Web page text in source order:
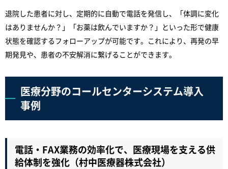
退院した患者に対し、定期的に自動で電話を発信し、「体調に変化
はありませんか？」「お薬は飲んでいますか？」といった形で健康
状態を確認するフォローアップが可能です。これにより、再発の早
期発見や、患者の不安解消に繋げることができます。
医療分野のコールセンターシステム導入
事例
電話・FAX業務の効率化で、医療現場を支える供
給体制を強化（村中医療器株式会社）